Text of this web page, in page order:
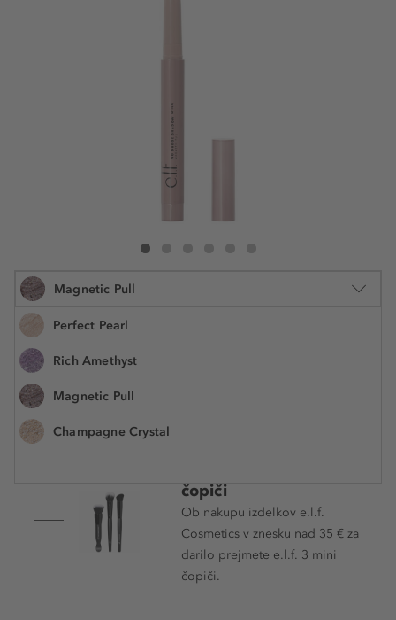
e.l.f. Cosmetics No Budge Shadow Stick
Magnetic Pull
Perfect Pearl
Rich Amethyst
Magnetic Pull
Champagne Crystal
1.6 g
čopiči
Ob nakupu izdelkov e.l.f.
Cosmetics v znesku nad 35 € za
darilo prejmete e.l.f. 3 mini
čopiči.